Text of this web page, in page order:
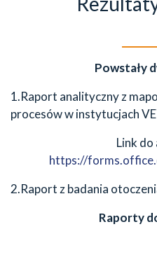
Powstały
1.Raport analityczny z
procesów w instytucjach
Link
https://
2.Raport z badania
Raporty